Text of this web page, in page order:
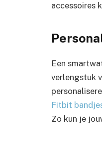
accessoires
Een
verlengstuk
Fitbit
Zo kun je